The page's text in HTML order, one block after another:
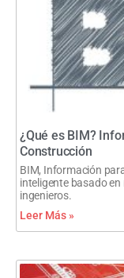
¿Qué es BIM?
Construcción
BIM, Información
inteligente basado
ingenieros.
Leer Más »